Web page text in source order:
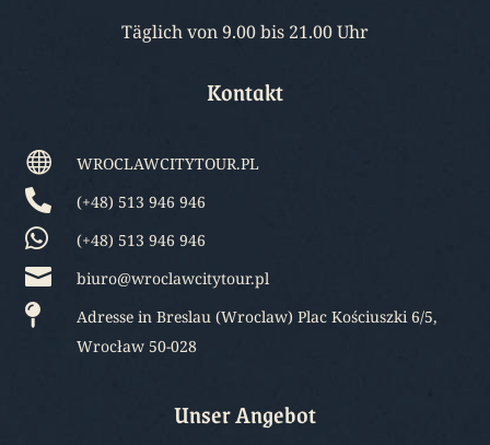
Täglich von 9.00 bis 21.00 Uhr
Kontakt
 WROCLAWCITYTOUR.PL
 (+48) 513 946 946
 (+48) 513 946 946
 biuro@wroclawcitytour.pl

Adresse in Breslau (Wroclaw) Plac Kościuszki 6/5,
Wrocław 50-028
Unser Angebot